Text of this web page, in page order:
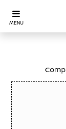
MENU